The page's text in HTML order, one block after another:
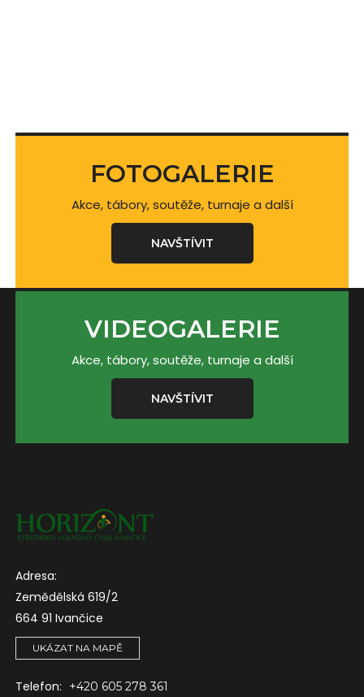
FOTOGALERIE
Akce, tábory, soutěže, turnaje a další
NAVŠTÍVIT
VIDEOGALERIE
Akce, tábory, soutěže, turnaje a další
NAVŠTÍVIT
Adresa:
Zemědělská 619/2
664 91 Ivančice
UKÁZAT NA MAPĚ
Telefon: +420 605 278 361